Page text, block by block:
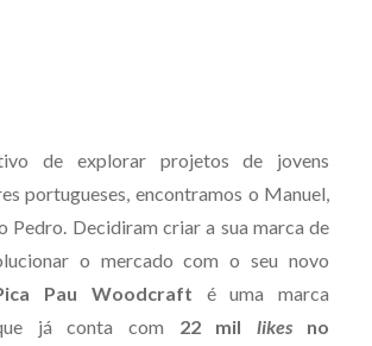
de explorar projetos de jovens
portugueses, encontramos o Manuel,
Pedro. Decidiram criar a sua marca de
o mercado com o seu novo
Pau Woodcraft é uma marca
já conta com 22 mil likesno